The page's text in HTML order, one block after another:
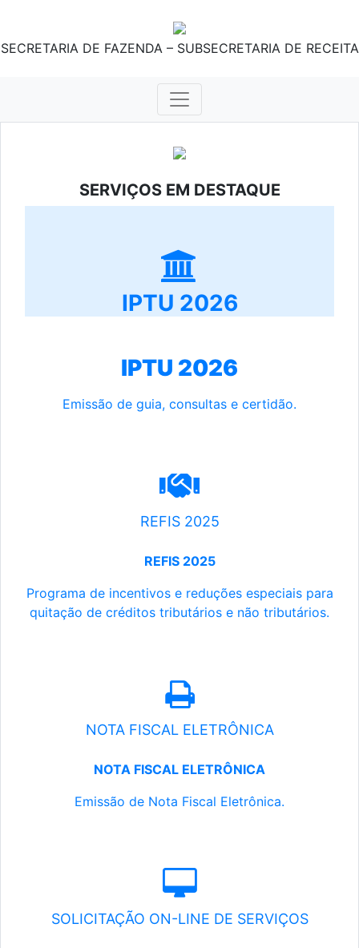
SECRETARIA DE FAZENDA – SUBSECRETARIA DE RECEITA
SERVIÇOS EM DESTAQUE
IPTU 2026
IPTU 2026
Emissão de guia, consultas e certidão.
REFIS 2025
REFIS 2025
Programa de incentivos e reduções especiais para
quitação de créditos tributários e não tributários.
NOTA FISCAL ELETRÔNICA
NOTA FISCAL ELETRÔNICA
Emissão de Nota Fiscal Eletrônica.
SOLICITAÇÃO ON-LINE DE SERVIÇOS